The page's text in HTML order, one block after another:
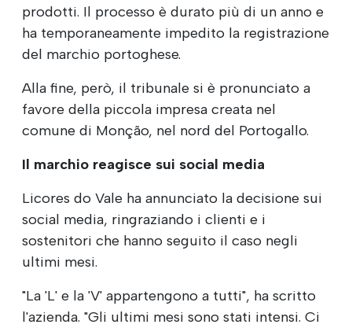
prodotti. Il processo è durato più di un anno e
ha temporaneamente impedito la registrazione
del marchio portoghese.
Alla fine, però, il tribunale si è pronunciato a
favore della piccola impresa creata nel
comune di Monção, nel nord del Portogallo.
Il marchio reagisce sui social media
Licores do Vale ha annunciato la decisione sui
social media, ringraziando i clienti e i
sostenitori che hanno seguito il caso negli
ultimi mesi.
"La 'L' e la 'V' appartengono a tutti", ha scritto
l'azienda. "Gli ultimi mesi sono stati intensi. Ci